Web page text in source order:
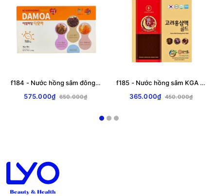
f184 - Nước hồng sâm đông trùng táo đỏ Damoa Achimmadang Hàn Quốc hộp 30 gói x 35g LYO
575.000₫ 650.000₫
f185 - Nước hồng sâm KGA Korea Red Ginseng Drink Gold (70ml x 30 gói) (Kèm túi giấy) LYO
365.000₫ 450.000₫